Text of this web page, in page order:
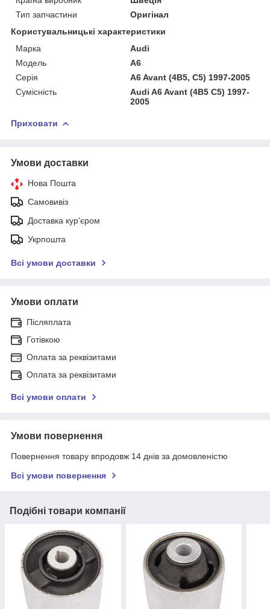
Тип запчастини
Оригінал
Користувальницькі характеристики
Марка
Audi
Мoдель
A6
Серія
A6 Avant (4B5, C5) 1997-2005
Сумісність
Audi A6 Avant (4B5 C5) 1997-
2005
Приховати
Умови доставки
Нова Пошта
Самовивіз
Доставка кур'єром
Укрпошта
Всі умови доставки
Умови оплати
Післяплата
Готівкою
Оплата за реквізитами
Оплата за реквізитами
Всі умови оплати
Умови повернення
Повернення товару впродовж 14 днів за домовленістю
Всі умови повернення
Подібні товари компанії